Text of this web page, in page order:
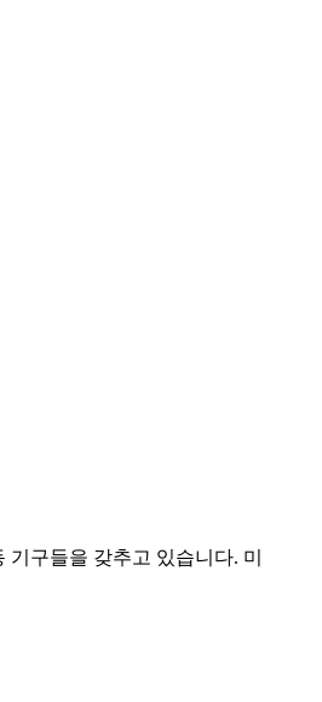
구들을 갖추고 있습니다. 미